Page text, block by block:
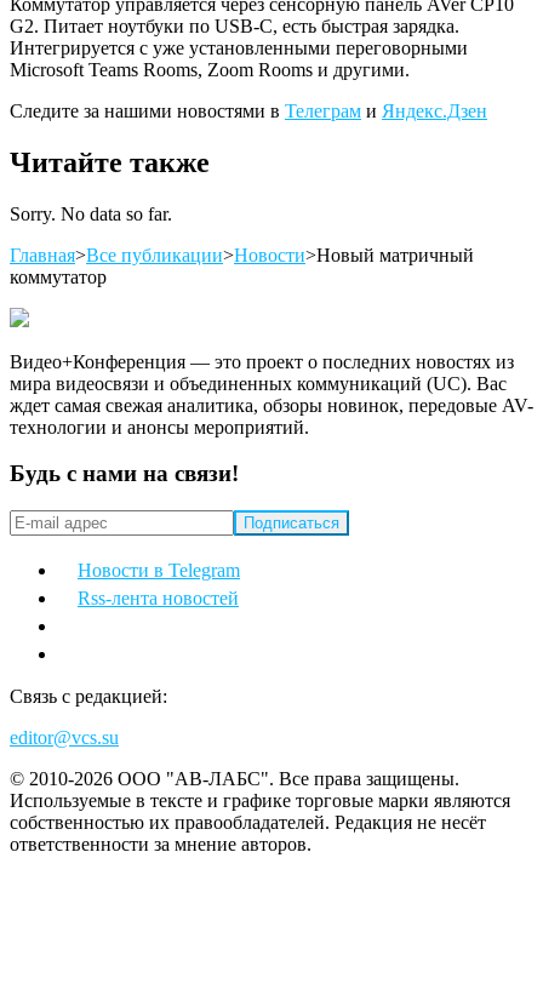
G2. Питает ноутбуки по USB-C, есть быстрая зарядка.
Интегрируется с уже установленными переговорными
Microsoft Teams Rooms, Zoom Rooms и другими.
Следите за нашими новостями в Телеграм и Яндекс.Дзен
Читайте также
Sorry. No data so far.
Главная>Все публикации>Новости>Новый матричный
коммутатор
Видео+Конференция — это проект о последних новостях из
мира видеосвязи и объединенных коммуникаций (UC). Вас
ждет самая свежая аналитика, обзоры новинок, передовые AV-
технологии и анонсы мероприятий.
Будь с нами на связи!
Новости в Telegram
Rss-лента новостей
Связь с редакцией:
editor@vcs.su
© 2010-2026 ООО "АВ-ЛАБС". Все права защищены.
Используемые в тексте и графике торговые марки являются
собственностью их правообладателей. Редакция не несёт
ответственности за мнение авторов.